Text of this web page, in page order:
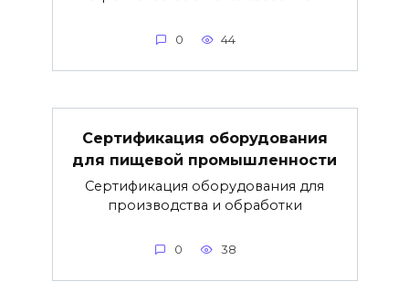
0 44
Сертификация оборудования
для пищевой промышленности
Сертификация оборудования для
производства и обработки
0 38